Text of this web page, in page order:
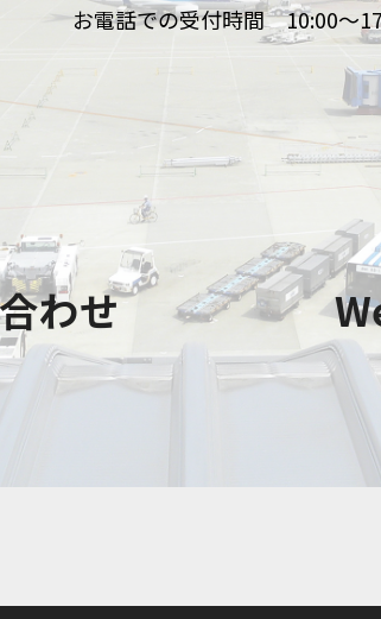
お電話での受付時間 10:00～
わせ